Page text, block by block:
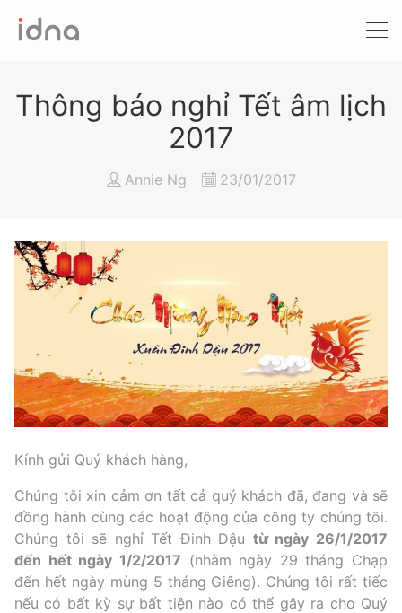
Xét nghiệm ADN
Tầm soát ung thư
Làm khai sinh
Xét nghiệm động vật
Thông báo nghỉ Tết âm lịch
2017
Annie Ng 23/01/2017
Kính gửi Quý khách hàng,
Chúng tôi xin cảm ơn tất cả quý khách đã, đang và sẽ
đồng hành cùng các hoạt động của công ty chúng tôi.
Chúng tôi sẽ nghỉ Tết Đinh Dậu từ ngày 26/1/2017
đến hết ngày 1/2/2017 (nhằm ngày 29 tháng Chạp
đến hết ngày mùng 5 tháng Giêng). Chúng tôi rất tiếc
nếu có bất kỳ sự bất tiện nào có thể gây ra cho Quý